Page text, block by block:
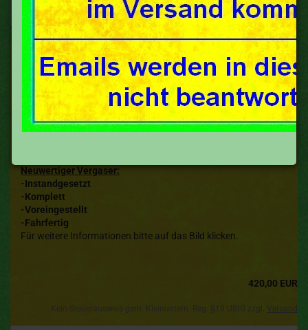
Sortieren nach 50 pro Seite
Neuwertiger Vergaser:
-Instandgesetzt
-Komplett
-Voreingestellt
-Fahrfertig
Für weitere Informationen bitte auf das Bild klicken.
420,00 EUR